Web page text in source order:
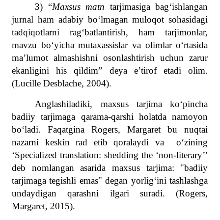
3) “Maxsus matn tarjimasiga bag‘ishlangan
jurnal ham adabiy bo‘lmagan muloqot sohasidagi
tadqiqotlarni rag‘batlantirish, ham tarjimonlar,
mavzu bo‘yicha mutaxassislar va olimlar o‘rtasida
ma’lumot almashishni osonlashtirish uchun zarur
ekanligini his qildim” deya e’tirof etadi olim.
(Lucille Desblache, 2004).
Anglashiladiki, maxsus tarjima ko‘pincha
badiiy tarjimaga qarama-qarshi holatda namoyon
bo‘ladi. Faqatgina Rogers, Margaret bu nuqtai
nazarni keskin rad etib qoralaydi va o‘zining
‘Specialized translation: shedding the ‘non-literary’’
deb nomlangan asarida maxsus tarjima: "badiiy
tarjimaga tegishli emas" degan yorlig‘ini tashlashga
undaydigan qarashni ilgari suradi. (Rogers,
Margaret, 2015).